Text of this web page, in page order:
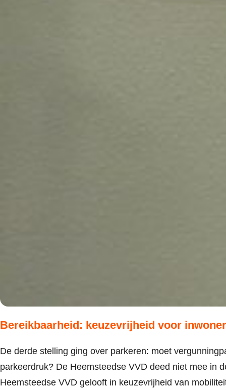
Bereikbaarheid: keuzevrijheid voor
De derde stelling ging over parkeren: moet
parkeerdruk? De Heemsteedse VVD deed niet mee in
Heemsteedse VVD gelooft in keuzevrijheid van